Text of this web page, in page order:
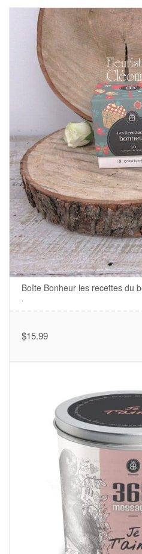
Boîte Bonheur les recettes du
$15.99